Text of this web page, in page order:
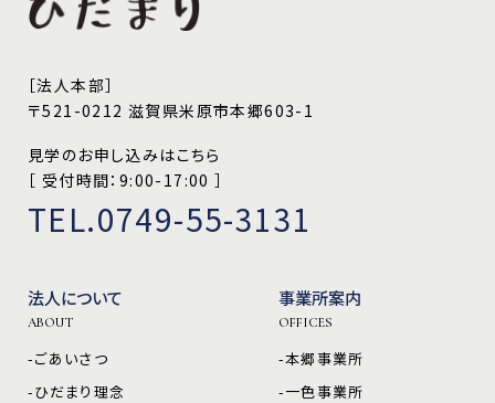
［法人本部］
〒521-0212 滋賀県米原市本郷603-1
見学のお申し込みはこちら
［ 受付時間：9:00-17:00 ］
TEL.0749-55-3131
法人について
ABOUT
-ごあいさつ
-ひだまり理念
事業所案内
OFFICES
-本郷事業所
-一色事業所